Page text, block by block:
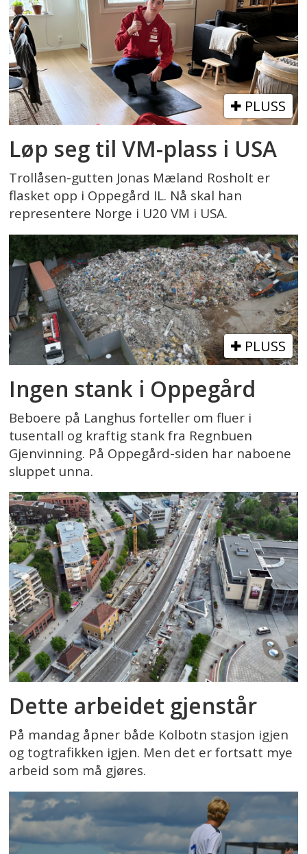
PLUSS
Løp seg til VM-plass i USA
Trollåsen-gutten Jonas Mæland Rosholt er
flasket opp i Oppegård IL. Nå skal han
representere Norge i U20 VM i USA.
PLUSS
Ingen stank i Oppegård
Beboere på Langhus forteller om fluer i
tusentall og kraftig stank fra Regnbuen
Gjenvinning. På Oppegård-siden har naboene
sluppet unna.
Dette arbeidet gjenstår
På mandag åpner både Kolbotn stasjon igjen
og togtrafikken igjen. Men det er fortsatt mye
arbeid som må gjøres.